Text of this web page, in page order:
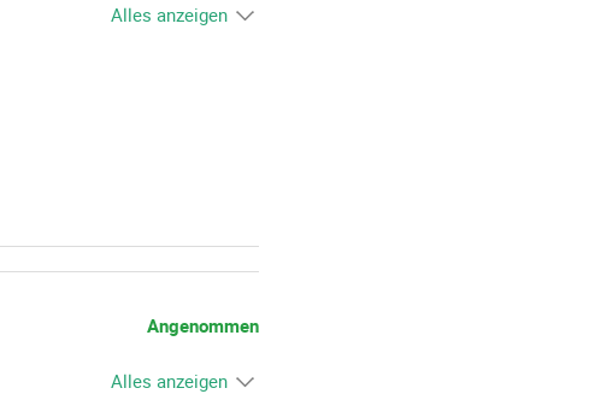
Alles anzeigen
Angenommen
Alles anzeigen